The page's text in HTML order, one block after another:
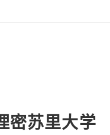
密苏里大学